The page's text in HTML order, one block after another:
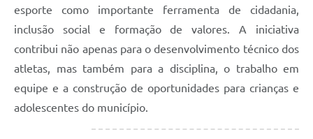
esporte como importante ferramenta de cidadania,
inclusão social e formação de valores. A iniciativa
contribui não apenas para o desenvolvimento técnico dos
atletas, mas também para a disciplina, o trabalho em
equipe e a construção de oportunidades para crianças e
adolescentes do município.